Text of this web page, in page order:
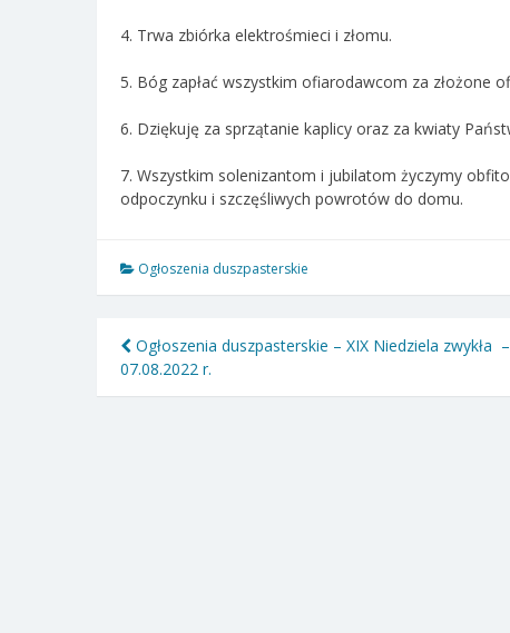
4. Trwa zbiórka elektrośmieci i złomu.
5. Bóg zapłać wszystkim ofiarodawcom za złożone
6. Dziękuję za sprzątanie kaplicy oraz za kwiaty
7. Wszystkim solenizantom i jubilatom życzymy
odpoczynku i szczęśliwych powrotów do domu.
Ogłoszenia duszpasterskie
Nawigacja
wpisu
Ogłoszenia duszpasterskie – XIX Niedziela zwykła –
07.08.2022 r.